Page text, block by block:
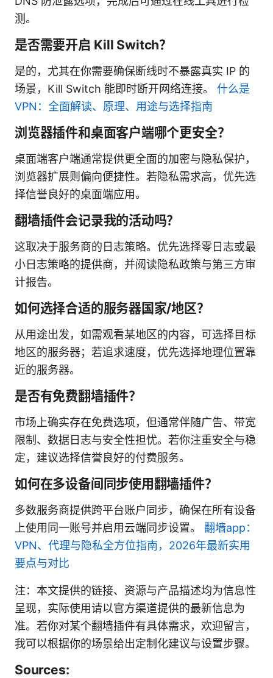
测。
是否需要开启 Kill Switch？
是的，尤其在你需要确保断线时不暴露真实 IP 的
场景，Kill Switch 能即时断开网络连接。 什么是
VPN：全面解读、原理、用途与选择指南
浏览器插件和桌面客户端哪个更安全？
桌面端客户端通常提供更全面的加密与隐私保护，
浏览器扩展则偏向便捷性。若隐私需求高，优先选
择信誉良好的桌面端应用。
翻墙插件会记录我的活动吗？
这取决于服务商的日志策略。优先选择零日志或最
小日志策略的提供商，并阅读隐私政策与第三方审
计报告。
如何选择合适的服务器国家/地区？
从用途出发，如需观看某地区的内容，可选择目标
地区的服务器；若追求速度，优先选择地理位置靠
近的服务器。
是否有免费翻墙插件？
市场上确实存在免费选项，但通常伴随广告、带宽
限制、数据日志与安全性担忧。若你注重安全与稳
定，建议选择信誉良好的付费服务。
如何在多设备间同步使用翻墙插件？
多数服务商提供跨平台账户同步，确保在所有设备
上使用同一账号并启用云端同步设置。 翻墙app：
VPN、代理与隐私全方位指南，2026年最新实用
要点与对比
注：本文提供的链接、资源与产品描述均为信息性
呈现，实际使用请以官方渠道提供的最新信息为
准。若你对某个翻墙插件有具体需求，欢迎留言，
我可以根据你的场景给出定制化建议与设置步骤。
Sources: